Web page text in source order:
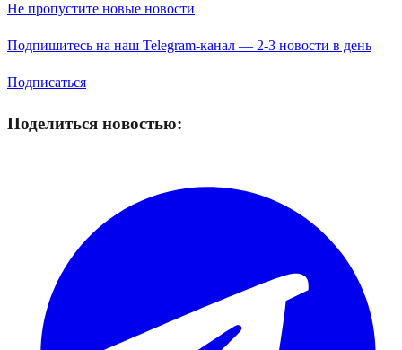
Не пропустите новые новости
Подпишитесь на наш Telegram-канал — 2-3 новости в день
Подписаться
Поделиться новостью: